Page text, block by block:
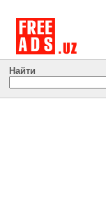
Найти